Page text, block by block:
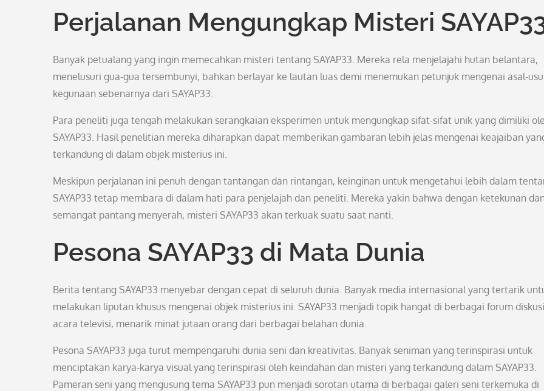
Perjalanan Mengungkap Misteri
Banyak petualang yang ingin memecahkan misteri tentang SAYAP33. Mereka rela menjelajahi hutan belantara,
menelusuri gua-gua tersembunyi, bahkan berlayar ke lautan luas demi menemukan petunjuk mengenai asal-
kegunaan sebenarnya dari SAYAP33.
Para peneliti juga tengah melakukan serangkaian eksperimen untuk mengungkap sifat-sifat unik yang dimiliki
SAYAP33. Hasil penelitian mereka diharapkan dapat memberikan gambaran lebih jelas mengenai keajaiban
terkandung di dalam objek misterius ini.
Meskipun perjalanan ini penuh dengan tantangan dan rintangan, keinginan untuk mengetahui lebih dalam
SAYAP33 tetap membara di dalam hati para penjelajah dan peneliti. Mereka yakin bahwa dengan ketekunan
semangat pantang menyerah, misteri SAYAP33 akan terkuak suatu saat nanti.
Pesona SAYAP33 di Mata Dunia
Berita tentang SAYAP33 menyebar dengan cepat di seluruh dunia. Banyak media internasional yang tertarik
melakukan liputan khusus mengenai objek misterius ini. SAYAP33 menjadi topik hangat di berbagai forum
acara televisi, menarik minat jutaan orang dari berbagai belahan dunia.
Pesona SAYAP33 juga turut mempengaruhi dunia seni dan kreativitas. Banyak seniman yang terinspirasi untuk
menciptakan karya-karya visual yang terinspirasi oleh keindahan dan misteri yang terkandung dalam SAYAP33.
Pameran seni yang mengusung tema SAYAP33 pun menjadi sorotan utama di berbagai galeri seni terkemuka di